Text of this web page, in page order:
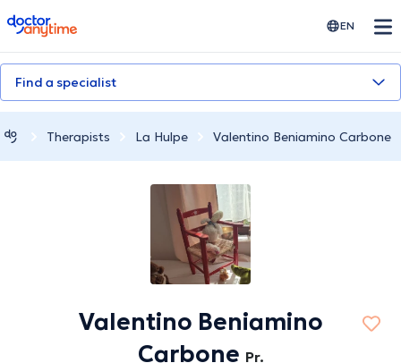
doctoranytime EN
Find a specialist
Therapists La Hulpe Valentino Beniamino Carbone
Valentino Beniamino
Carbone Pr.